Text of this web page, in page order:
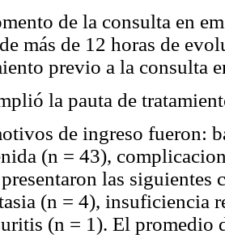
de la consulta en
más de 12 horas de
previo a la consulta
la pauta de
de ingreso fueron:
(n = 43),
las siguientes
(n = 4), insuficiencia
(n = 1). El promedio